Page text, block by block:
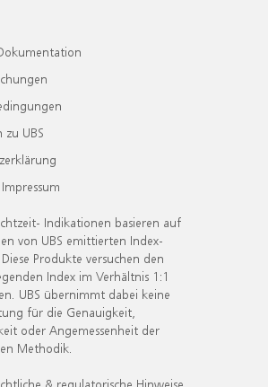
UBS
Indikationen basieren auf
von UBS emittierten Index-
Produkte versuchen den
Index im Verhältnis 1:1
UBS übernimmt dabei keine
für die Genauigkeit,
oder Angemessenheit der
Methodik.